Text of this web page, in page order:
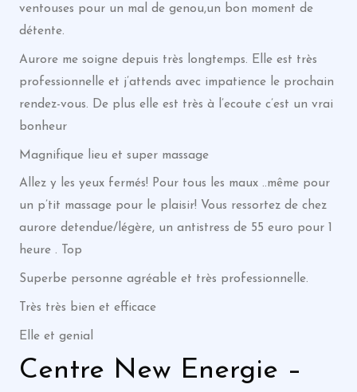
ventouses pour un mal de genou,un bon moment de
détente.
Aurore me soigne depuis très longtemps. Elle est très
professionnelle et j’attends avec impatience le prochain
rendez-vous. De plus elle est très à l’ecoute c’est un vrai
bonheur
Magnifique lieu et super massage
Allez y les yeux fermés! Pour tous les maux ..même pour
un p’tit massage pour le plaisir! Vous ressortez de chez
aurore detendue/légère, un antistress de 55 euro pour 1
heure . Top
Superbe personne agréable et très professionnelle.
Très très bien et efficace
Elle et genial
Centre New Energie –